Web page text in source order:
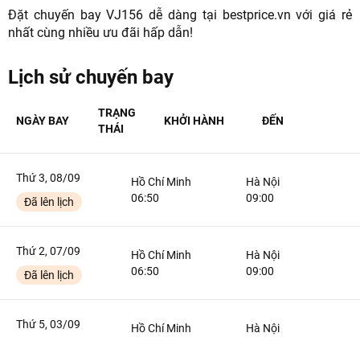
Đặt chuyến bay VJ156 dễ dàng tại bestprice.vn với giá rẻ
nhất cùng nhiều ưu đãi hấp dẫn!
Lịch sử chuyến bay
NGÀY BAY
TRẠNG
THÁI
KHỞI HÀNH ĐẾN
Thứ 3, 08/09
Đã lên lịch
Hồ Chí Minh
06:50
Hà Nội
09:00
Thứ 2, 07/09
Đã lên lịch
Hồ Chí Minh
06:50
Hà Nội
09:00
Thứ 5, 03/09
Hồ Chí Minh
Hà Nội
TƯ VẤN NGAY
TƯ VẤN NGAY
TƯ VẤN NGAY
TƯ VẤN NGAY